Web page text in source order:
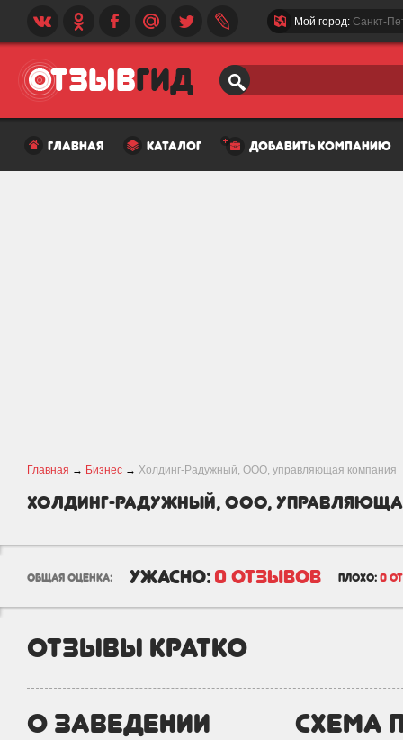
Мой город: Санкт-
главная каталог добавить компанию
Главная → Бизнес → Холдинг-Радужный, ООО, управляющая компания
Холдинг-Радужный, ООО,
общая оценка: ужасно: 0 отзывов плохо: 0
отзывы кратко
о заведении схема